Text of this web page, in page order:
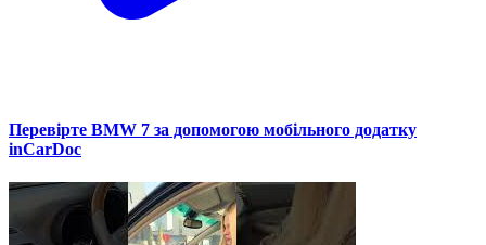
Перевірте BMW 7 за допомогою мобільного додатку
inCarDoc